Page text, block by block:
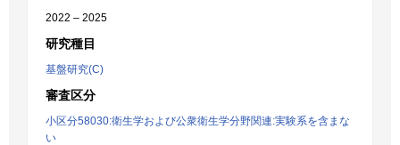
2022 – 2025
研究種目
基盤研究(C)
審査区分
小区分58030:衛生学および公衆衛生学分野関連:実験系を含まな
い